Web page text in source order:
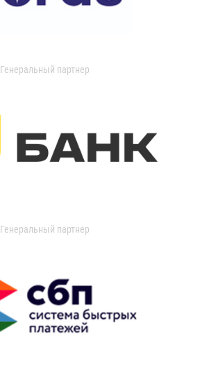
Генеральный партнер
Генеральный партнер